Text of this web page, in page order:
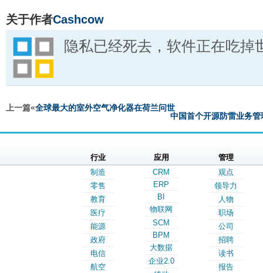
关于作者Cashcow
隐私已经死去，软件正在吃掉
上一篇«全球最大的室外空气净化器在荷兰问世
中国首个开源防雷业务
行业
制造
零售
教育
医疗
能源
政府
电信
航空
应用
CRM
ERP
BI
物联网
SCM
BPM
大数据
企业2.0
管理
观点
领导力
人物
职场
公司
招聘
读书
报告